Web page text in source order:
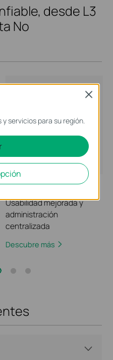
desde L3
No
Inteligente
Usabilidad mejorada y
administración
centralizada
Descubre más
servicios para su región.
Close